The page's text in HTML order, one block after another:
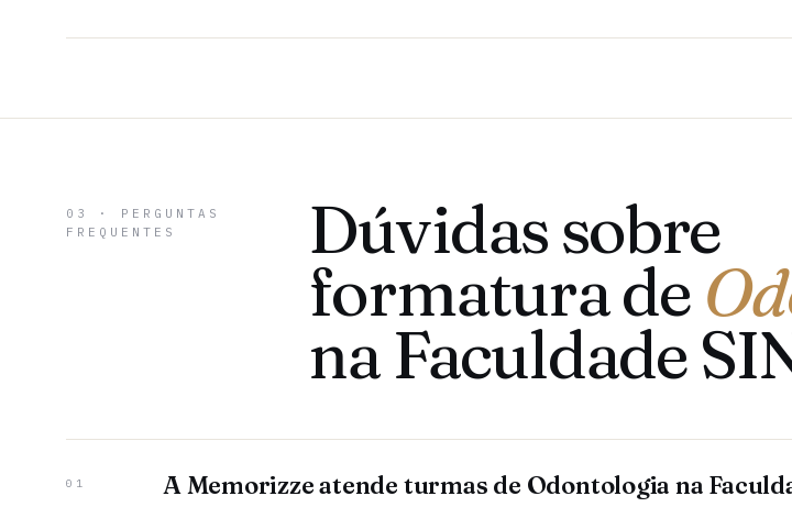
03 · PERGUNTAS
FREQUENTES
Dúvidas sobre
formatura de
na Faculdade
01 A Memorizze atende turmas de Odontologia na